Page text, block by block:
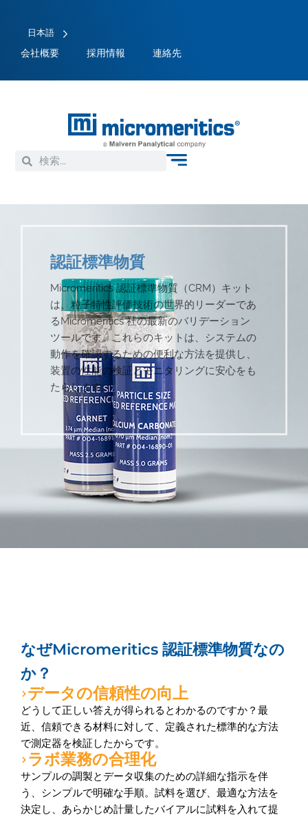
日本語
会社概要 採用情報 連絡先
認証標準物質
Micromeritics 認証標準物質（CRM）キット
は、粒子特性評価技術の世界的リーダーであ
るMicromeritics 社の最新のバリデーション
ツールです。これらのキットは、システムの
動作を確認するための便利な方法を提供し、
装置の性能の検証とモニタリングに安心をも
たらします。
なぜMicromeritics 認証標準物質なの
か？
データの信頼性の向上
どうして正しい答えが得られるとわかるのですか？最
近、信頼できる材料に対して、定義された標準的な方法
で測定器を検証したからです。
ラボ業務の合理化
サンプルの調製とデータ収集のための詳細な指示を伴
う、シンプルで明確な手順。試料を選び、最適な方法を
決定し、あらかじめ計量したバイアルに試料を入れて提